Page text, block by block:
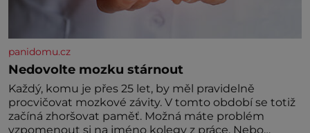
panidomu.cz
Nedovolte mozku stárnout
Každý, komu je přes 25 let, by měl pravidelně
procvičovat mozkové závity. V tomto období se totiž
začíná zhoršovat paměť. Možná máte problém
vzpomenout si na jméno kolegy z práce. Nebo